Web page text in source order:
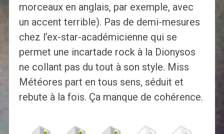
morceaux en anglais, par exemple, avec
un accent terrible). Pas de demi-mesures
chez l’ex-star-académicienne qui se
permet une incartade rock à la Dionysos
ne collant pas du tout à son style. Miss
Météores part en tous sens, séduit et
rebute à la fois. Ça manque de cohérence.